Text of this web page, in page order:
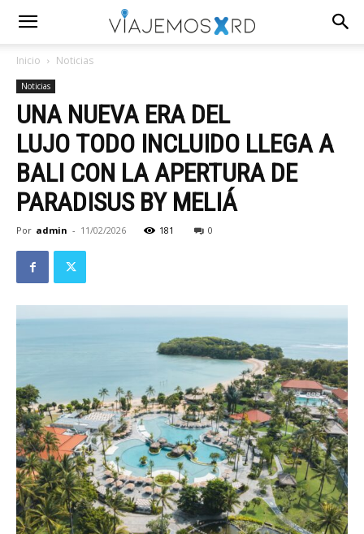
Inicio Noticias
Noticias
UNA NUEVA ERA DEL
LUJO TODO INCLUIDO LLEGA A
BALI CON LA APERTURA DE
PARADISUS BY MELIÁ
Por admin - 11/02/2026 181 0